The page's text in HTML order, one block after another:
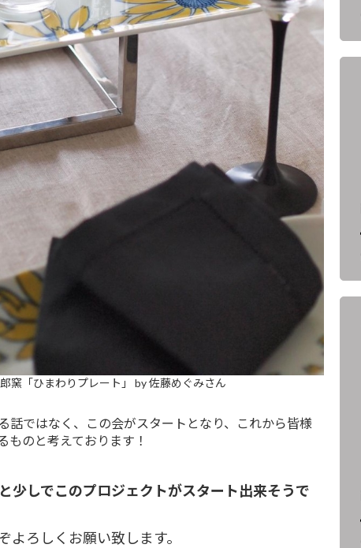
窯「ひまわりプレート」 by 佐藤めぐみさん
話ではなく、この会がスタートとなり、これから皆様
ものと考えております！
少しでこのプロジェクトがスタート出来そうで
ろしくお願い致します。